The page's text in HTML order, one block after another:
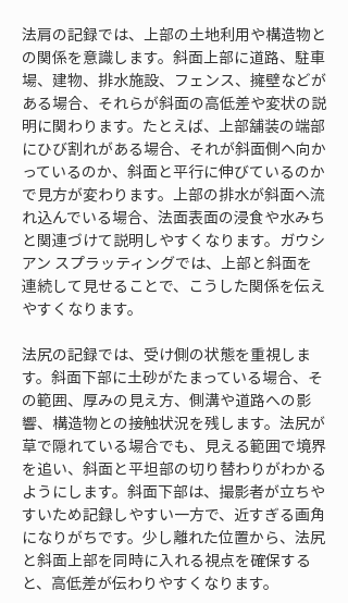
法肩の記録では、上部の土地利用や構造物と
の関係を意識します。斜面上部に道路、駐車
場、建物、排水施設、フェンス、擁壁などが
ある場合、それらが斜面の高低差や変状の説
明に関わります。たとえば、上部舗装の端部
にひび割れがある場合、それが斜面側へ向か
っているのか、斜面と平行に伸びているのか
で見方が変わります。上部の排水が斜面へ流
れ込んでいる場合、法面表面の浸食や水みち
と関連づけて説明しやすくなります。ガウシ
アン スプラッティングでは、上部と斜面を
連続して見せることで、こうした関係を伝え
やすくなります。
法尻の記録では、受け側の状態を重視しま
す。斜面下部に土砂がたまっている場合、そ
の範囲、厚みの見え方、側溝や道路への影
響、構造物との接触状況を残します。法尻が
草で隠れている場合でも、見える範囲で境界
を追い、斜面と平坦部の切り替わりがわかる
ようにします。斜面下部は、撮影者が立ちや
すいため記録しやすい一方で、近すぎる画角
になりがちです。少し離れた位置から、法尻
と斜面上部を同時に入れる視点を確保する
と、高低差が伝わりやすくなります。